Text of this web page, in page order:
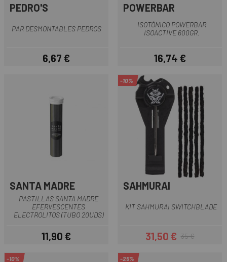
PEDRO'S
PAR DESMONTABLES PEDROS
Precio
6,67 €
POWERBAR
ISOTÓNICO POWERBAR
ISOACTIVE 600GR.
Precio
16,74 €
SANTA MADRE
PASTILLAS SANTA MADRE
EFERVESCENTES
ELECTROLITOS (TUBO 20UDS)
Precio
11,90 €
-10%
SAHMURAI
KIT SAHMURAI SWITCHBLADE
Precio
31,50 €Precio regular
35 €
-10% -25%